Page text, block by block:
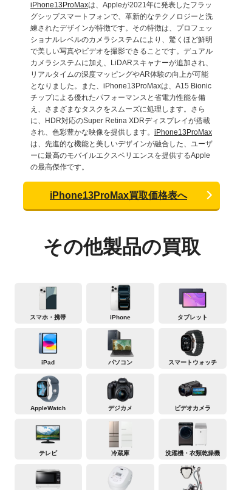
iPhone13ProMaxは、Appleが2021年に発表したフラッ
グシップスマートフォンで、革新的なテクノロジーと洗
練されたデザインが特徴です。その特徴は、プロフェッ
ショナルレベルのカメラシステムにより、驚くほど鮮明
で美しい写真やビデオを撮影できることです。デュアル
カメラシステムに加え、LiDARスキャナーが追加され、
リアルタイムの深度マッピングやAR体験の向上が可能
となりました。また、iPhone13ProMaxは、A15 Bionic
チップによる優れたパフォーマンスと省電力性能を備
え、さまざまなタスクをスムーズに処理します。さら
に、HDR対応のSuper Retina XDRディスプレイが搭載
され、色彩豊かな映像を提供します。 iPhone13ProMax
は、先進的な機能と美しいデザインが融合した、ユーザ
ーに最高のモバイルエクスペリエンスを提供するApple
の最高傑作です。
iPhone13ProMax買取価格表へ
その他製品の買取
スマホ・携帯 iPhone タブレット
iPad パソコン スマートウォッチ
AppleWatch デジカメ ビデオカメラ
テレビ 冷蔵庫 洗濯機・衣類乾燥機